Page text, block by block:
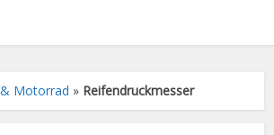
Motorrad » Reifendruckmesser